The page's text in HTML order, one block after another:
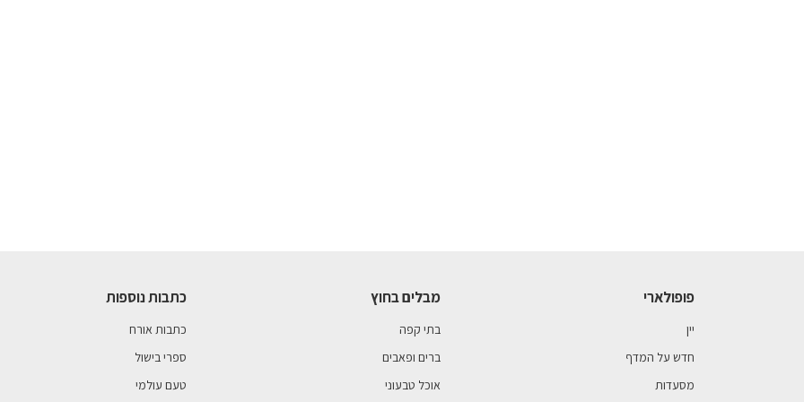
פופולארי
יין
חדש על המדף
מסעדות
מבלים בחוץ
בתי קפה
ברים ופאבים
אוכל טבעוני
כתבות נוספות
כתבות אורח
ספרי בישול
טעם עולמי